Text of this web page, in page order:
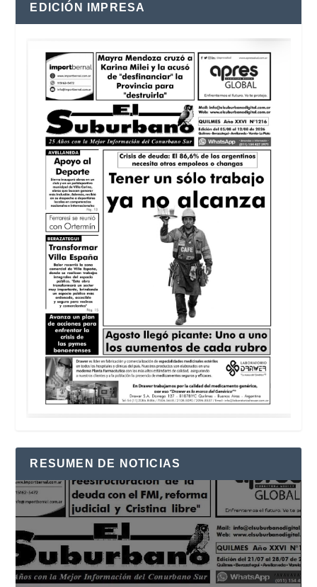
EDICIÓN IMPRESA
RESUMEN DE NOTICIAS
Reproductor
de
vídeo